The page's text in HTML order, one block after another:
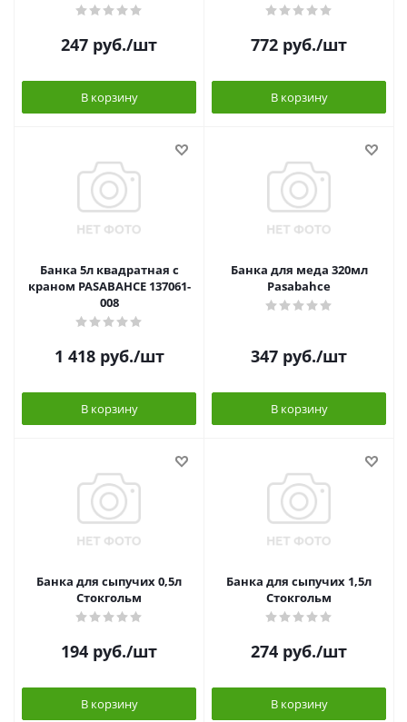
247 руб./шт
В корзину
772 руб./шт
В корзину
Банка 5л квадратная с
краном PASABAHCE 137061-
008
1 418руб./шт
В корзину
Банка для меда 320мл
Pasabahce
347 руб./шт
В корзину
Банка для сыпучих 0,5л
Стокгольм
194 руб./шт
В корзину
Банка для сыпучих 1,5л
Стокгольм
274 руб./шт
В корзину